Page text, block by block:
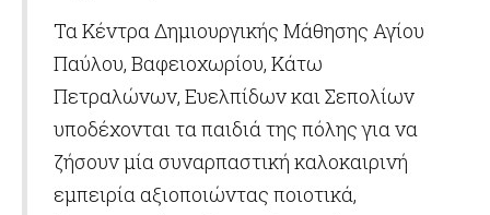
Τα Κέντρα Δημιουργικής Μάθησης Αγίου
Παύλου, Βαφειοχωρίου, Κάτω
Πετραλώνων, Ευελπίδων και Σεπολίων
υποδέχονται τα παιδιά της πόλης για να
ζήσουν μία συναρπαστική καλοκαιρινή
εμπειρία αξιοποιώντας ποιοτικά,